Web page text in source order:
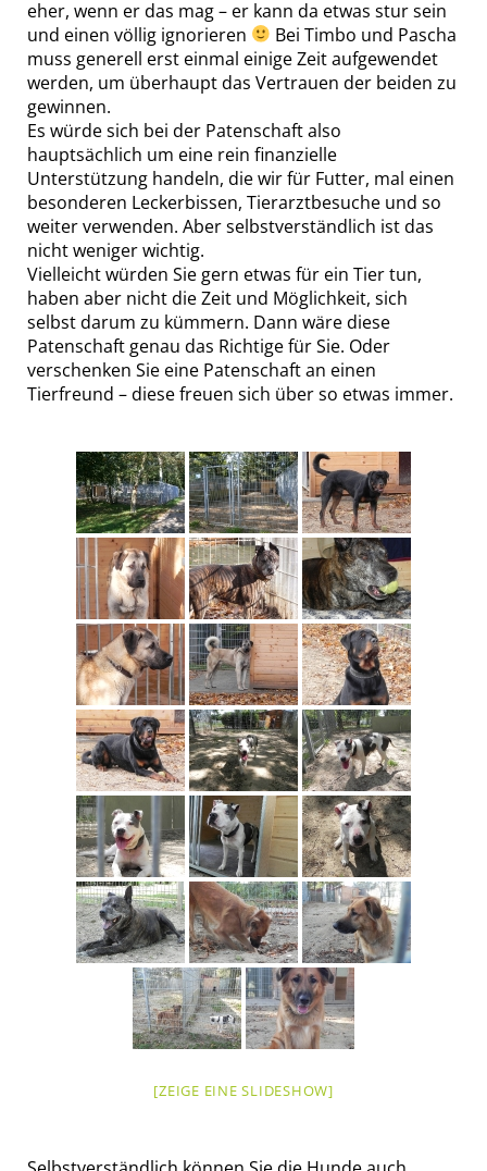
eher, wenn er das mag – er kann da etwas stur sein
und einen völlig ignorieren
Bei Timbo und Pascha
muss generell erst einmal einige Zeit aufgewendet
werden, um überhaupt das Vertrauen der beiden zu
gewinnen.
Es würde sich bei der Patenschaft also
hauptsächlich um eine rein finanzielle
Unterstützung handeln, die wir für Futter, mal einen
besonderen Leckerbissen, Tierarztbesuche und so
weiter verwenden. Aber selbstverständlich ist das
nicht weniger wichtig.
Vielleicht würden Sie gern etwas für ein Tier tun,
haben aber nicht die Zeit und Möglichkeit, sich
selbst darum zu kümmern. Dann wäre diese
Patenschaft genau das Richtige für Sie. Oder
verschenken Sie eine Patenschaft an einen
Tierfreund – diese freuen sich über so etwas immer.
[ZEIGE EINE SLIDESHOW]